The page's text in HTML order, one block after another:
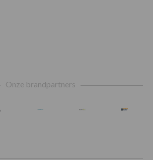
Onze brandpartners